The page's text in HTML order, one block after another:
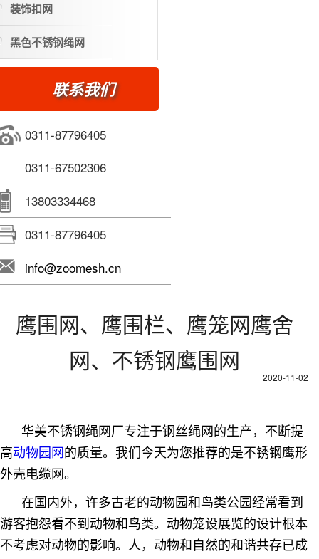
装饰扣网
黑色不锈钢绳网
联系我们
0311-87796405
0311-67502306
13803334468
0311-87796405
info@zoomesh.cn
鹰围网、鹰围栏、鹰笼网鹰舍
网、不锈钢鹰围网
2020-11-02
华美不锈钢绳网厂专注于钢丝绳网的生产，不断提
高动物园网 的质量。我们今天为您推荐的是不锈钢鹰形
外壳电缆网。
在国内外，许多古老的动物园和鸟类公园经常看到
游客抱怨看不到动物和鸟类。动物笼设展览的设计根本
不考虑对动物的影响。人，动物和自然的和谐共存已成